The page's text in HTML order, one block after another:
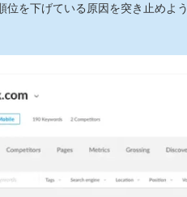
位を下げている原因を突き止めよう